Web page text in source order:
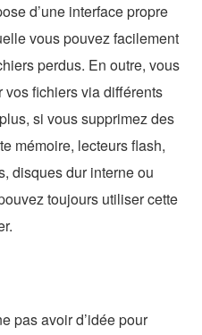
d’une interface propre
vous pouvez facilement
perdus. En outre, vous
fichiers via différents
si vous supprimez des
mémoire, lecteurs flash,
disques dur interne ou
toujours utiliser cette
pas avoir d’idée pour